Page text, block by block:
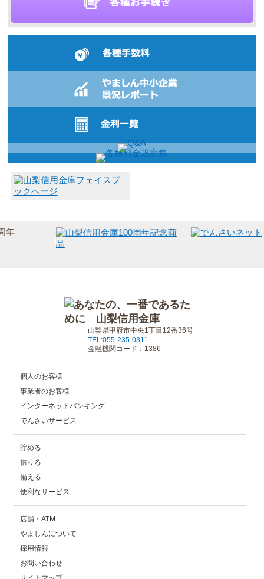
山梨県甲府市中央1丁目12番36号
TEL:055-235-0311
金融機関コード：1386
個人のお客様
事業者のお客様
インターネットバンキング
でんさいサービス
貯める
借りる
備える
便利なサービス
店舗・ATM
やましんについて
採用情報
お問い合わせ